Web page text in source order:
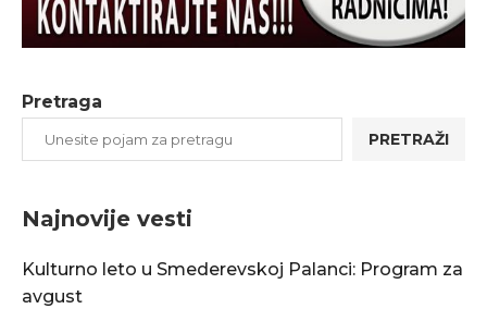
Pretraga
PRETRAŽI
Najnovije vesti
Kulturno leto u Smederevskoj Palanci: Program za
avgust